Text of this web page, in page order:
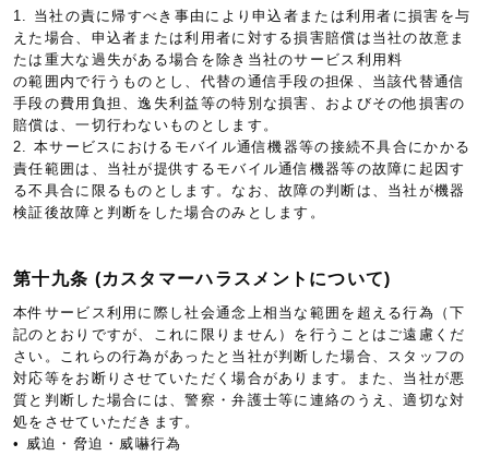
1. 当社の責に帰すべき事由により申込者または利用者に損害を与
えた場合、申込者または利用者に対する損害賠償は当社の故意ま
たは重大な過失がある場合を除き当社のサービス利用料
の範囲内で行うものとし、代替の通信手段の担保、当該代替通信
手段の費用負担、逸失利益等の特別な損害、およびその他損害の
賠償は、一切行わないものとします。
2. 本サービスにおけるモバイル通信機器等の接続不具合にかかる
責任範囲は、当社が提供するモバイル通信機器等の故障に起因す
る不具合に限るものとします。なお、故障の判断は、当社が機器
検証後故障と判断をした場合のみとします。
第十九条 (カスタマーハラスメントについて)
本件サービス利用に際し社会通念上相当な範囲を超える行為（下
記のとおりですが、これに限りません）を行うことはご遠慮くだ
さい。これらの行為があったと当社が判断した場合、スタッフの
対応等をお断りさせていただく場合があります。また、当社が悪
質と判断した場合には、警察・弁護士等に連絡のうえ、適切な対
処をさせていただきます。
• 威迫・脅迫・威嚇行為